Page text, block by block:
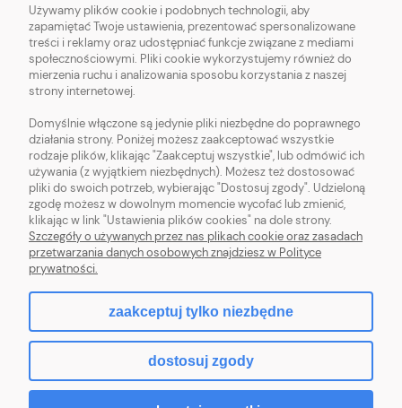
O NAS
OBSŁUGA KLIENTA
MOJE KONTO
Sklep z włóczką. Internetowa pasmanteria. Włóczki wełniane. Włóczki
bawełniane. Tanie włóczki. Włóczki ręcznie farbowane.
Sklep internetowy Shoper.pl
Używamy plików cookie i podobnych technologii, aby
zapamiętać Twoje ustawienia, prezentować spersonalizowane
treści i reklamy oraz udostępniać funkcje związane z mediami
społecznościowymi. Pliki cookie wykorzystujemy również do
mierzenia ruchu i analizowania sposobu korzystania z naszej
strony internetowej.
Domyślnie włączone są jedynie pliki niezbędne do poprawnego
działania strony. Poniżej możesz zaakceptować wszystkie
rodzaje plików, klikając "Zaakceptuj wszystkie", lub odmówić ich
używania (z wyjątkiem niezbędnych). Możesz też dostosować
pliki do swoich potrzeb, wybierając "Dostosuj zgody". Udzieloną
zgodę możesz w dowolnym momencie wycofać lub zmienić,
klikając w link "Ustawienia plików cookies" na dole strony.
Szczegóły o używanych przez nas plikach cookie oraz zasadach
przetwarzania danych osobowych znajdziesz w Polityce
prywatności.
zaakceptuj tylko niezbędne
dostosuj zgody